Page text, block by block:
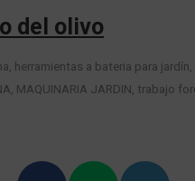
del olivo
, herramientas a bateria para jardín,
, MAQUINARIA JARDIN, trabajo